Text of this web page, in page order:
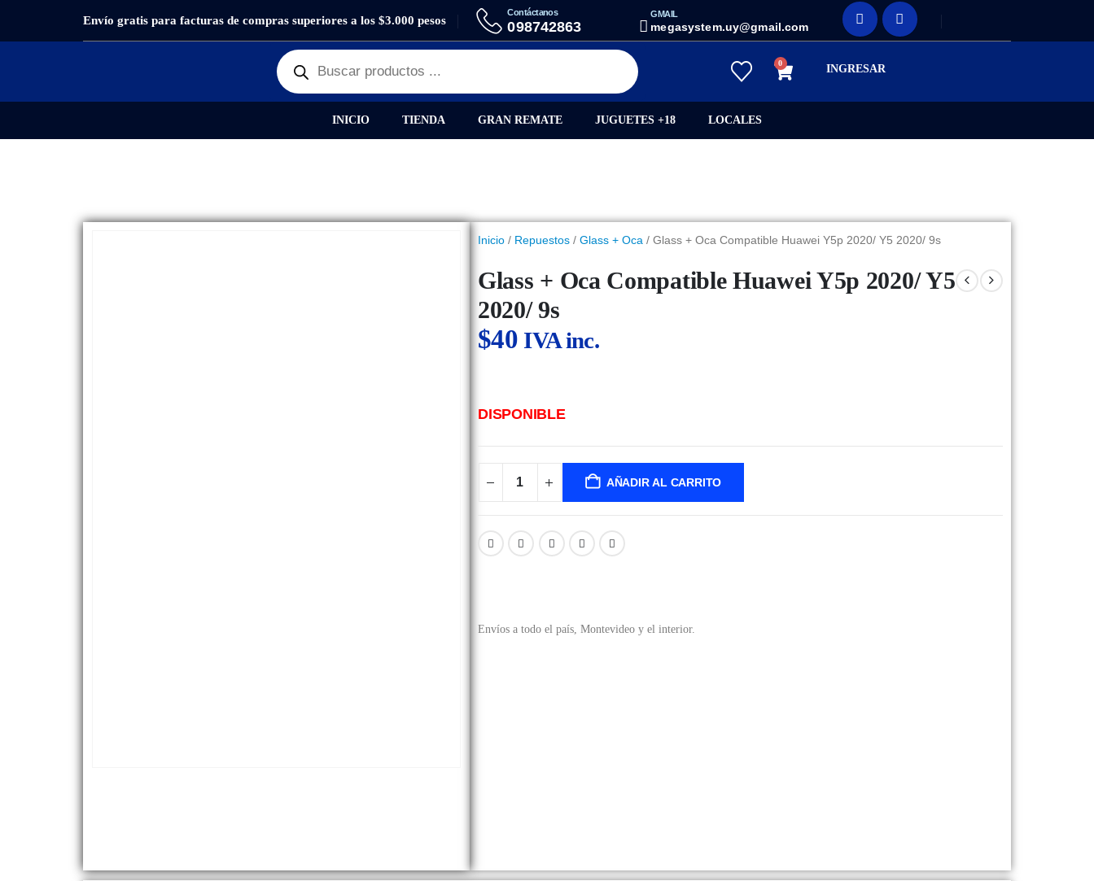
Envío gratis para facturas de compras superiores a los $3.000 pesos
Contáctanos
098742863
GMAIL
megasystem.uy@gmail.com
0 INGRESAR
INICIO TIENDA GRAN REMATE JUGUETES +18 LOCALES
PRODUCTOSREPUESTOS, GLASS + OCA GLASS + OCA COMPATIBLE HUAWEI Y5P 2020/ Y5 2020/ 9S
Inicio/ Repuestos/ Glass + Oca / Glass + Oca Compatible Huawei Y5p 2020/ Y5 2020/ 9s
Glass + Oca Compatible Huawei Y5p 2020/ Y5
2020/ 9s
$40 IVA inc.
DISPONIBLE
AÑADIR AL CARRITO
Envíos a todo el país, Montevideo y el interior.